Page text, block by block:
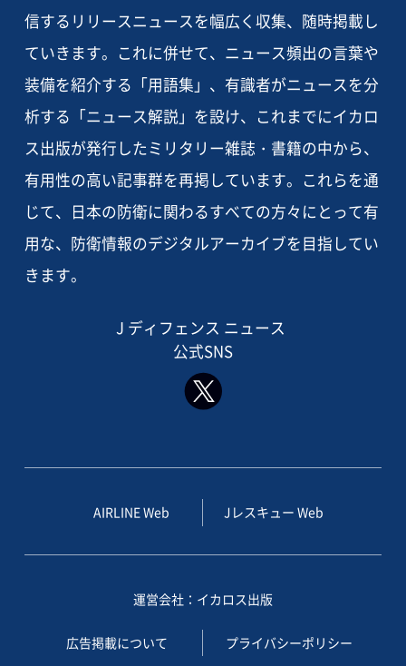
信するリリースニュースを幅広く収集、随時掲載し
ていきます。これに併せて、ニュース頻出の言葉や
装備を紹介する「用語集」、有識者がニュースを分
析する「ニュース解説」を設け、これまでにイカロ
ス出版が発行したミリタリー雑誌・書籍の中から、
有用性の高い記事群を再掲しています。これらを通
じて、日本の防衛に関わるすべての方々にとって有
用な、防衛情報のデジタルアーカイブを目指してい
きます。
J ディフェンス ニュース
公式SNS
AIRLINE Web Jレスキュー Web
運営会社：イカロス出版
広告掲載について プライバシーポリシー